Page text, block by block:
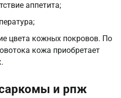
аппетита;
цвета кожных покровов. По
кожа приобретает
и рпж